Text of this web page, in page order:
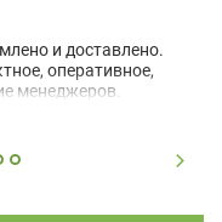
и доставлено.
оперативное,
менеджеров.